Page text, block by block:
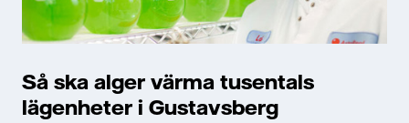
Så ska alger värma tusentals
lägenheter i Gustavsberg